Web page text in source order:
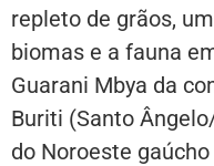
repleto de grãos,
biomas e a fauna
Guarani Mbya da
Buriti (Santo
do Noroeste